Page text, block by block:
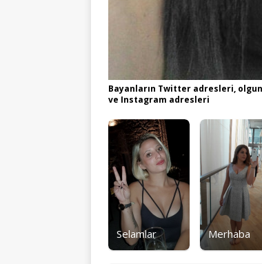
Bayanların Twitter adresleri,
ve Instagram adresleri
Selamlar Merhaba